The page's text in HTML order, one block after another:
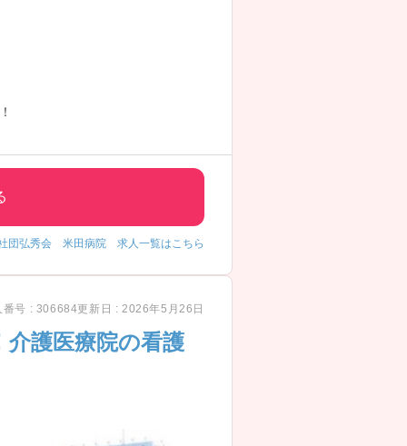
団弘秀会 米田病院 求人一覧はこちら
番号 : 306684更新日 : 2026年5月26日
護医療院の看護